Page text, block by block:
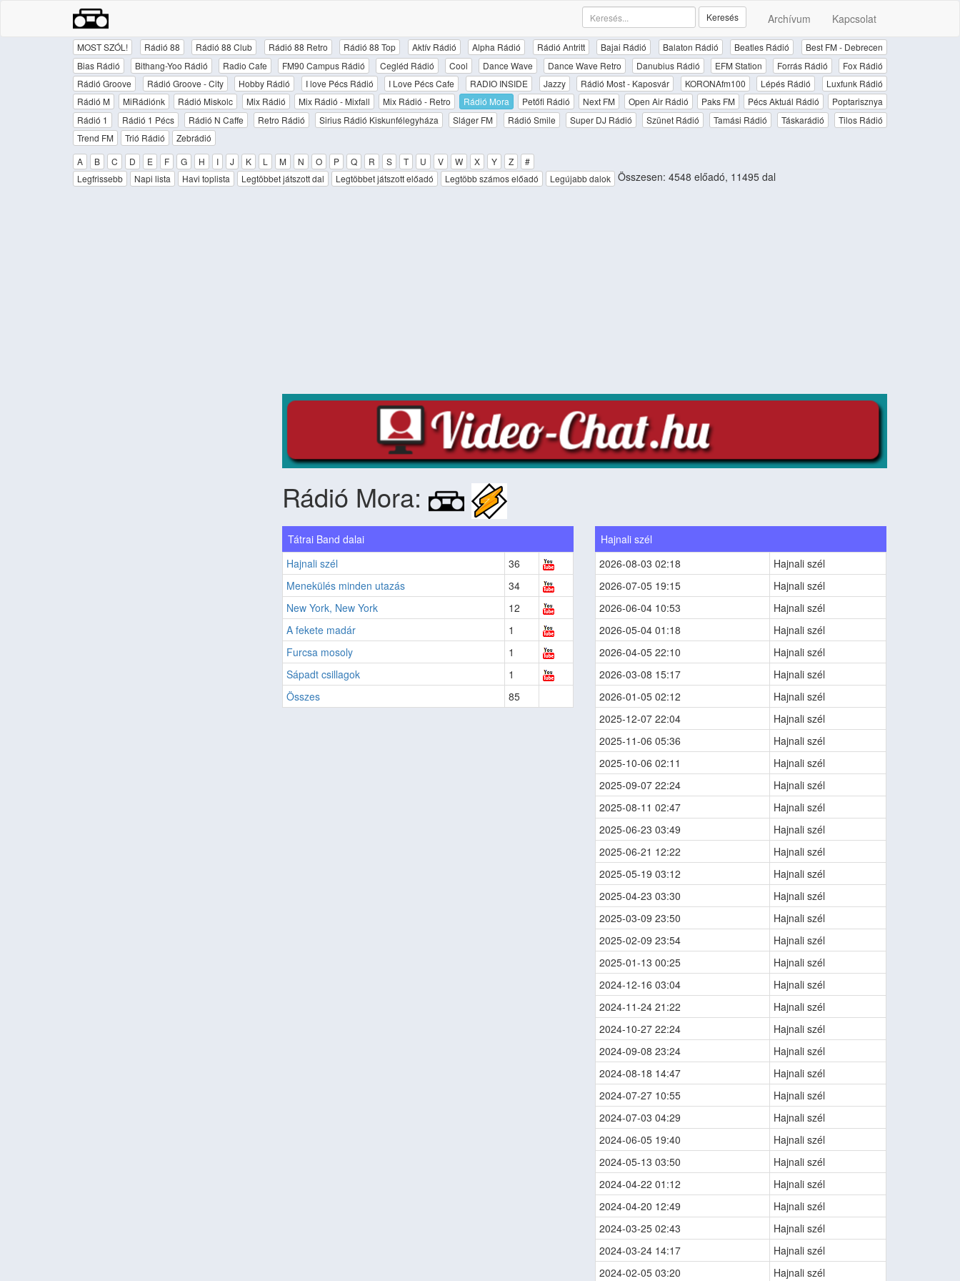
Archívum Kapcsolat
Keresés
MOST SZÓL! Rádió 88 Rádió 88 Club Rádió 88 Retro Rádió 88 Top Aktív Rádió Alpha Rádió Rádió Antritt Bajai Rádió Balaton Rádió Beatles Rádió
Best FM - Debrecen
Bias Rádió
Bithang-Yoo Rádió Radio Cafe FM90 Campus Rádió Cegléd Rádió Cool Dance Wave Dance Wave Retro Danubius Rádió EFM Station Forrás Rádió
Fox Rádió
Rádió Groove
Rádió Groove - City Hobby Rádió I love Pécs Rádió I Love Pécs Cafe RADIO INSIDE Jazzy Rádió Most - Kaposvár KORONAfm100 Lépés Rádió
Luxfunk Rádió
Rádió M
MiRádiónk Rádió Miskolc Mix Rádió Mix Rádió - Mixfall Mix Rádió - Retro Rádió Mora Petőfi Rádió Next FM Open Air Rádió Paks FM Pécs Aktuál Rádió
Poptarisznya
Rádió 1
Rádió 1 Pécs Rádió N Caffe Retro Rádió Sirius Rádió Kiskunfélegyháza Sláger FM Rádió Smile Super DJ Rádió Szünet Rádió Tamási Rádió Táskarádió
Tilos Rádió
Trend FM
Trió Rádió
Zebrádió
A
B C D E F G H I J K L M N O P Q R S T U V W X Y Z
#
Legfrissebb
Napi lista Havi toplista Legtöbbet játszott dal Legtöbbet játszott előadó Legtöbb számos előadó Legújabb dalok Összesen: 4548 előadó, 11495 dal
Rádió Mora:
Tátrai Band dalai
Hajnali szél
36
Menekülés minden utazás
34
New York, New York
12
A fekete madár
1
Furcsa mosoly
1
Sápadt csillagok
1
Összes
85
Hajnali szél
2026-08-03 02:18
Hajnali szél
2026-07-05 19:15
Hajnali szél
2026-06-04 10:53
Hajnali szél
2026-05-04 01:18
Hajnali szél
2026-04-05 22:10
Hajnali szél
2026-03-08 15:17
Hajnali szél
2026-01-05 02:12
Hajnali szél
2025-12-07 22:04
Hajnali szél
2025-11-06 05:36
Hajnali szél
2025-10-06 02:11
Hajnali szél
2025-09-07 22:24
Hajnali szél
2025-08-11 02:47
Hajnali szél
2025-06-23 03:49
Hajnali szél
2025-06-21 12:22
Hajnali szél
2025-05-19 03:12
Hajnali szél
2025-04-23 03:30
Hajnali szél
2025-03-09 23:50
Hajnali szél
2025-02-09 23:54
Hajnali szél
2025-01-13 00:25
Hajnali szél
2024-12-16 03:04
Hajnali szél
2024-11-24 21:22
Hajnali szél
2024-10-27 22:24
Hajnali szél
2024-09-08 23:24
Hajnali szél
2024-08-18 14:47
Hajnali szél
2024-07-27 10:55
Hajnali szél
2024-07-03 04:29
Hajnali szél
2024-06-05 19:40
Hajnali szél
2024-05-13 03:50
Hajnali szél
2024-04-22 01:12
Hajnali szél
2024-04-20 12:49
Hajnali szél
2024-03-25 02:43
Hajnali szél
2024-03-24 14:17
Hajnali szél
2024-02-05 03:20
Hajnali szél